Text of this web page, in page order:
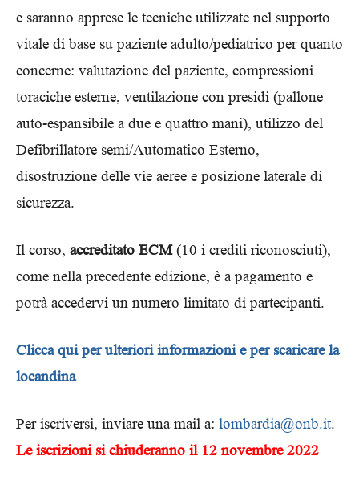
e saranno apprese le tecniche utilizzate nel supporto
vitale di base su paziente adulto/pediatrico per quanto
concerne: valutazione del paziente, compressioni
toraciche esterne, ventilazione con presidi (pallone
auto-espansibile a due e quattro mani), utilizzo del
Defibrillatore semi/Automatico Esterno,
disostruzione delle vie aeree e posizione laterale di
sicurezza.
Il corso, accreditato ECM(10 i crediti riconosciuti),
come nella precedente edizione, è a pagamento e
potrà accedervi un numero limitato di partecipanti.
Clicca qui per ulteriori informazioni e per scaricare la
locandina
Per iscriversi, inviare una mail a: lombardia@onb.it.
Le iscrizioni si chiuderanno il 12 novembre 2022